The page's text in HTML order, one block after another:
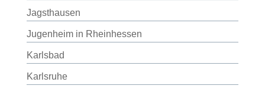
Jagsthausen
Jugenheim in Rheinhessen
Karlsbad
Karlsruhe